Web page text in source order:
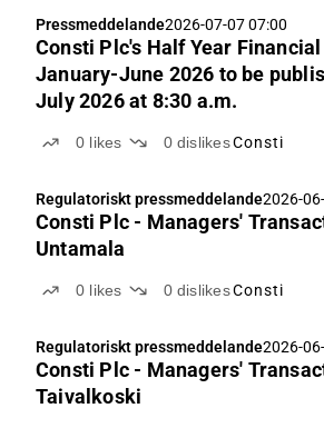
Pressmeddelande2026-07-07 07:00
Consti Plc's Half Year
January-June 2026 to be
July 2026 at 8:30 a.m.
0 likes 0 dislikesConsti
Regulatoriskt pressmeddelande2026-
Consti Plc - Managers'
Untamala
0 likes 0 dislikesConsti
Regulatoriskt pressmeddelande2026-
Consti Plc - Managers'
Taivalkoski